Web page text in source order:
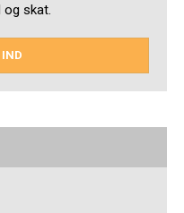
skat.
IND